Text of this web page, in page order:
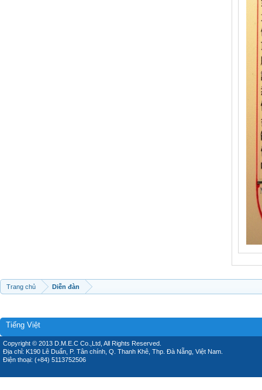
Trang chủ Diễn đàn
Tiếng Việt
Copyright © 2013 D.M.E.C Co.,Ltd, All Rights Reserved.
Địa chỉ: K190 Lê Duẩn, P. Tân chính, Q. Thanh Khê, Thp. Đà Nẵng, Việt Nam.
Điện thoại: (+84) 5113752506